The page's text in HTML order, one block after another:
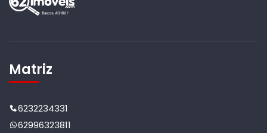
Matriz
6232234331
62996323811